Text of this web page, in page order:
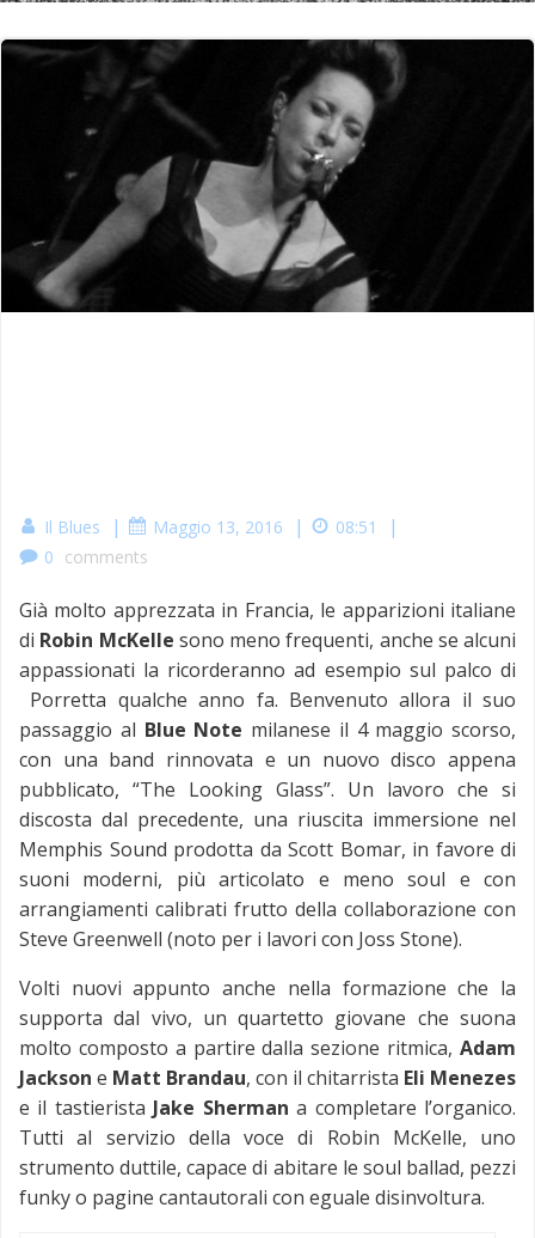
Il Blues | Maggio 13, 2016 | 08:51 |
0 comments
Già molto apprezzata in Francia, le apparizioni italiane
di Robin McKelle sono meno frequenti, anche se alcuni
appassionati la ricorderanno ad esempio sul palco di
Porretta qualche anno fa. Benvenuto allora il suo
passaggio al Blue Note milanese il 4 maggio scorso,
con una band rinnovata e un nuovo disco appena
pubblicato, “The Looking Glass”. Un lavoro che si
discosta dal precedente, una riuscita immersione nel
Memphis Sound prodotta da Scott Bomar, in favore di
suoni moderni, più articolato e meno soul e con
arrangiamenti calibrati frutto della collaborazione con
Steve Greenwell (noto per i lavori con Joss Stone).
Volti nuovi appunto anche nella formazione che la
supporta dal vivo, un quartetto giovane che suona
molto composto a partire dalla sezione ritmica, Adam
Jackson e Matt Brandau, con il chitarrista Eli Menezes
e il tastierista Jake Sherman a completare l’organico.
Tutti al servizio della voce di Robin McKelle, uno
strumento duttile, capace di abitare le soul ballad, pezzi
funky o pagine cantautorali con eguale disinvoltura.